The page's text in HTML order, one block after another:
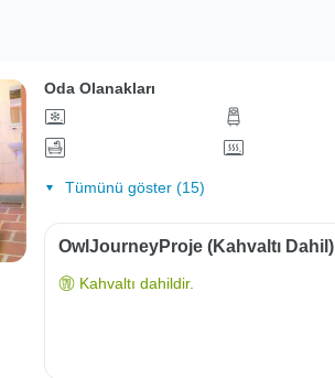
Oda Olanakları
Tümünü göster (15)
OwlJourneyProje (Kahvaltı Dahil)
Kahvaltı dahildir.